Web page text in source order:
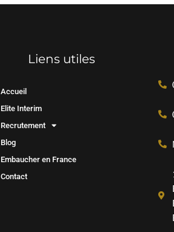
Liens utiles
Accueil
Elite Interim
Recrutement
Blog
Embaucher en France
Contact